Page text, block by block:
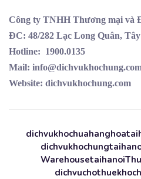
Công ty TNHH Thương mại và
ĐC: 48/282 Lạc Long Quân,
Hotline: 1900.0135
Mail:
Website: dichvukhochung.com
Warehousetaihanoi